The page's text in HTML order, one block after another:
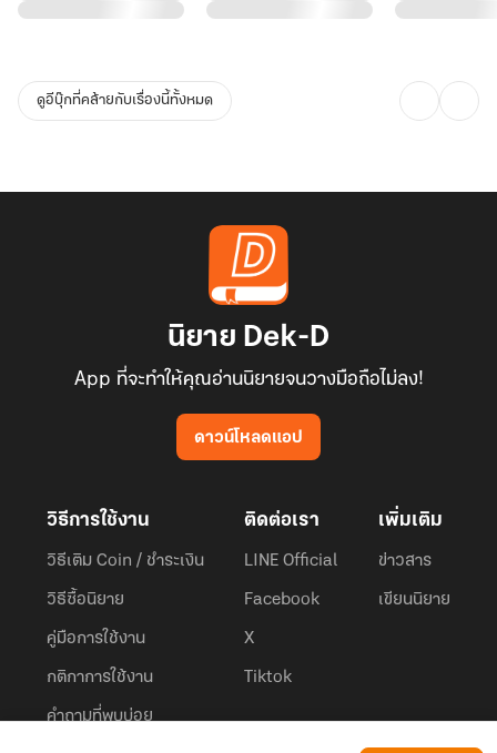
ดูอีบุ๊กที่คล้ายกับเรื่องนี้ทั้งหมด
นิยาย Dek-D
App ที่จะทำให้คุณอ่านนิยายจนวางมือถือไม่ลง!
ดาวน์โหลดแอป
วิธีการใช้งาน
วิธีเติม Coin / ชำระเงิน
วิธีซื้อนิยาย
คู่มือการใช้งาน
กติกาการใช้งาน
คำถามที่พบบ่อย
ติดต่อเรา
LINE Official
Facebook
X
Tiktok
เพิ่มเติม
ข่าวสาร
เขียนนิยาย